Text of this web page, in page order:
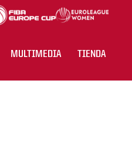
MULTIMEDIA TIENDA